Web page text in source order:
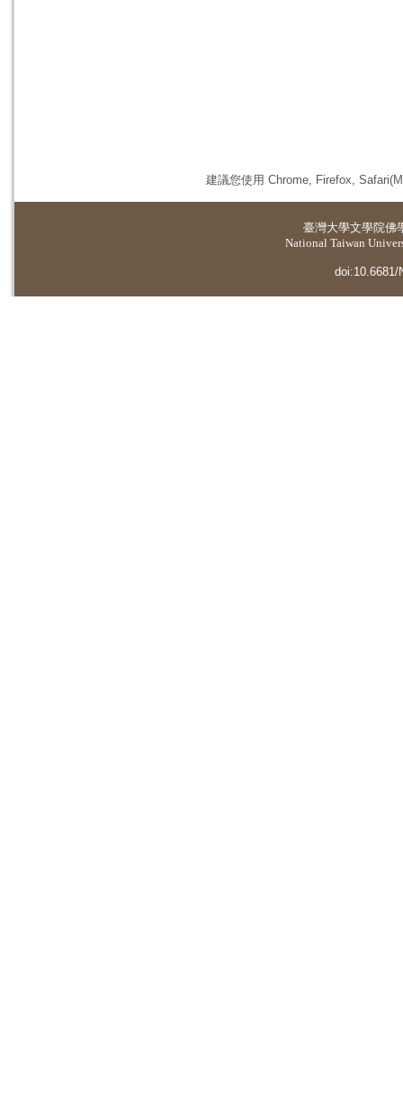
建議您使用 Chrome, Firefox,
臺灣大學文學院佛
National Taiwan
doi:10.6681/